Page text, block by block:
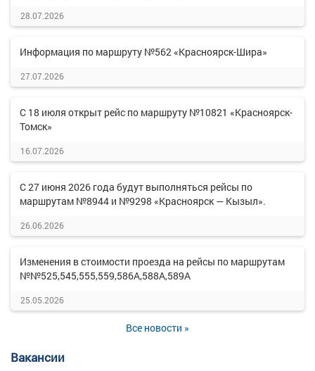
28.07.2026
Информация по маршруту №562 «Красноярск-Шира»
27.07.2026
С 18 июля открыт рейс по маршруту №10821 «Красноярск-
Томск»
16.07.2026
С 27 июня 2026 года будут выполняться рейсы по
маршрутам №8944 и №9298 «Красноярск — Кызыл».
26.06.2026
Изменения в стоимости проезда на рейсы по маршрутам
№№525,545,555,559,586А,588А,589А
25.05.2026
Все новости »
Вакансии